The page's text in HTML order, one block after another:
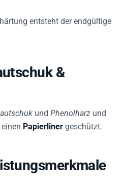
entsteht der endgültige
&
und Phenolharz und
Papierliner geschützt.